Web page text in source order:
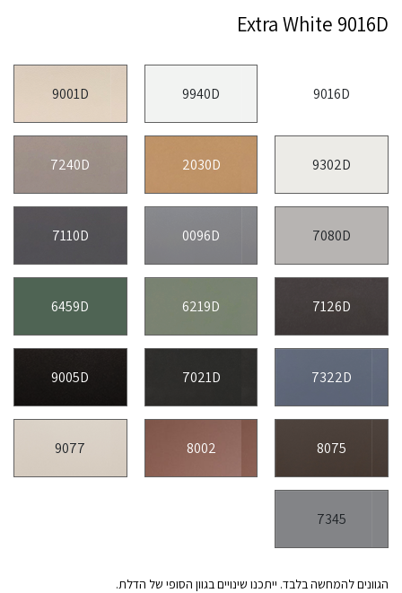
9016D
9940D
9001D
9302D
2030D
7240D
7080D
0096D
7110D
7126D
6219D
6459D
7322D
7021D
9005D
8075
8002
9077
7345
הגוונים להמחשה בלבד. ייתכנו שינויים בגוון הסופי של הדלת.
Extra White 9016D